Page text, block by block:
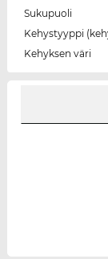
Sukupuoli
Kehystyyppi
Kehyksen väri